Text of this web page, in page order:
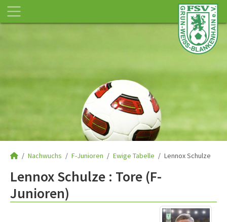
Nachwuchs F-Junioren Ewige Tabelle Lennox Schulze
Lennox Schulze : Tore (F-
Junioren)